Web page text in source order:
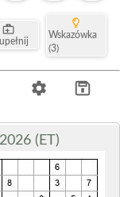
Wskazówka
(3)
(ET)